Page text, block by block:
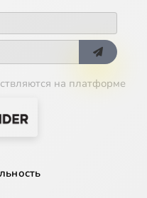
на платформе